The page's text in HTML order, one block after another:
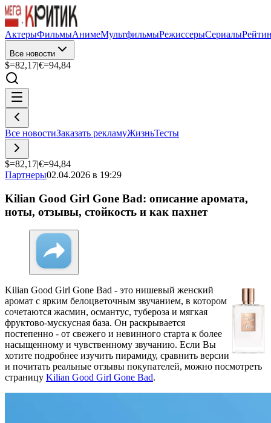
АктерыФильмыАнимеМультфильмыРежиссерыСериалы
Все новости
$=82,17|€=94,84
Все новостиЗаказать рекламуЖизньТесты
$=82,17|€=94,84
Партнеры02.04.2026 в 19:29
Kilian Good Girl Gone Bad: описание аромата,
ноты, отзывы, стойкость и как пахнет
Kilian Good Girl Gone Bad - это нишевый женский
аромат с ярким белоцветочным звучанием, в котором
сочетаются жасмин, османтус, тубероза и мягкая
фруктово-мускусная база. Он раскрывается
постепенно - от свежего и невинного старта к более
насыщенному и чувственному звучанию. Если Вы
хотите подробнее изучить пирамиду, сравнить версии
и почитать реальные отзывы покупателей, можно посмотреть
страницу Kilian Good Girl Gone Bad.